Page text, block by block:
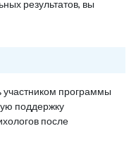
результатов, вы
участником программы
поддержку
после